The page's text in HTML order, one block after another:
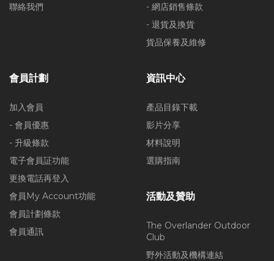
聯絡我們
- 網店銷售條款
- 退貨及換貨
貨品保養及維修
會員計劃
加入會員
- 會員優惠
- 升級條款
電子會員証功能
更換電話再登入
會員My Account功能
會員計劃條款
會員通訊
資訊中心
產品目錄下載
影片分享
材料說明
選購指南
活動及贊助
The Overlander Outdoor
Club
野外活動及機構連結